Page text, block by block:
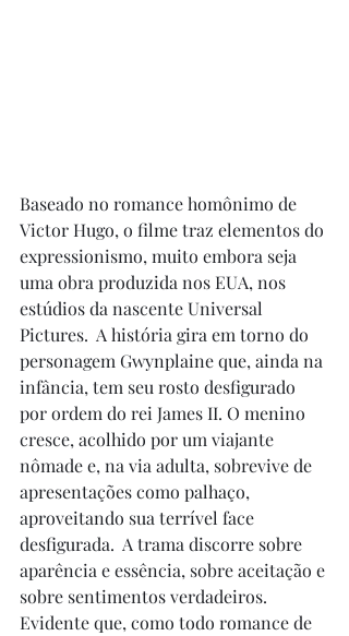
Baseado no romance homônimo de
Victor Hugo, o filme traz elementos do
expressionismo, muito embora seja
uma obra produzida nos EUA, nos
estúdios da nascente Universal
Pictures.  A história gira em torno do
personagem Gwynplaine que, ainda na
infância, tem seu rosto desfigurado
por ordem do rei James II. O menino
cresce, acolhido por um viajante
nômade e, na via adulta, sobrevive de
apresentações como palhaço,
aproveitando sua terrível face
desfigurada.  A trama discorre sobre
aparência e essência, sobre aceitação e
sobre sentimentos verdadeiros.
Evidente que, como todo romance de